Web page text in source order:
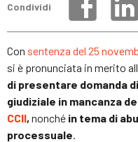
Condividi
Con sentenza del 25
si è pronunciata in merito
di presentare domanda
giudiziale in mancanza
CCII, nonché in tema di
processuale.